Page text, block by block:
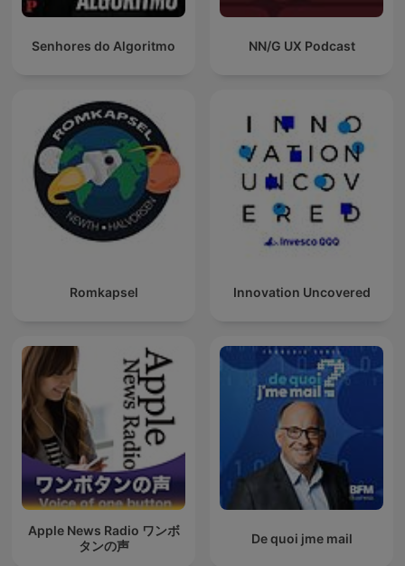
Senhores do Algoritmo NN/G UX Podcast
Romkapsel Innovation Uncovered
Apple News Radio ワンボ
タンの声
De quoi jme mail